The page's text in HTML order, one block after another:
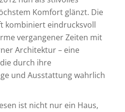
Komfort glänzt. Die
kombiniert eindrucksvoll
vergangener Zeiten mit
Architektur – eine
durch ihre
und Ausstattung wahrlich
ist nicht nur ein Haus,